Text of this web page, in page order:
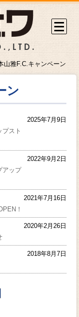
山雅F.C.キャンペーン
ン
2025年7月9日
スト
2022年9月2日
アップ
2021年7月16日
！
2020年2月26日
2018年8月7日